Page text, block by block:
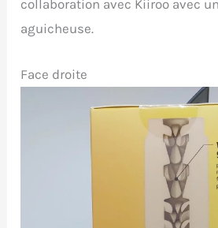
collaboration avec Kiiroo avec
aguicheuse.
Face droite